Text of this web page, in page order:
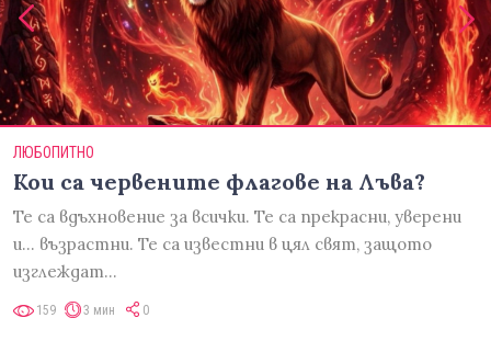
ЛЮБОПИТНО
Кои са червените флагове на Лъва?
Те са вдъхновение за всички. Те са прекрасни, уверени
и... възрастни. Те са известни в цял свят, защото
изглеждат…
159 3 мин 0